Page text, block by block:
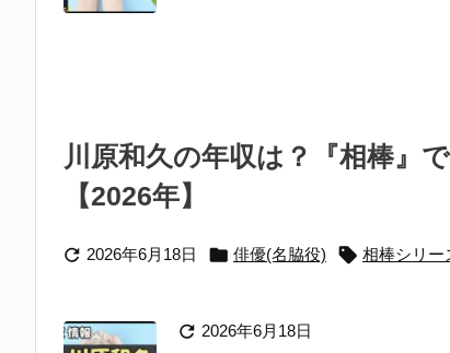
川原和久の年収は？『相棒』
【2026年】
 2026年6月18日  俳優(名脇役)  相棒シリー
 2026年6月18日